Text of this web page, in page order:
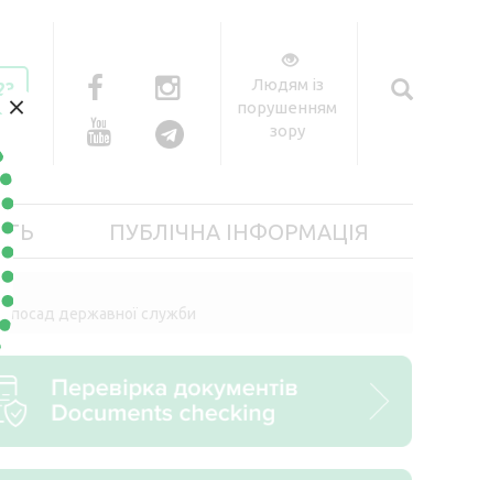
Людям із
порушенням
зору
ПУБЛІЧНА ІНФОРМАЦІЯ
посад державної служби
×